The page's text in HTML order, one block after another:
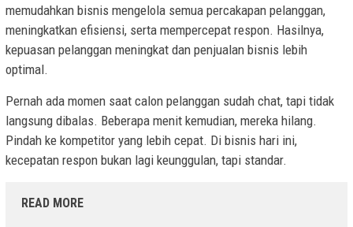
memudahkan bisnis mengelola semua percakapan pelanggan,
meningkatkan efisiensi, serta mempercepat respon. Hasilnya,
kepuasan pelanggan meningkat dan penjualan bisnis lebih
optimal.
Pernah ada momen saat calon pelanggan sudah chat, tapi tidak
langsung dibalas. Beberapa menit kemudian, mereka hilang.
Pindah ke kompetitor yang lebih cepat. Di bisnis hari ini,
kecepatan respon bukan lagi keunggulan, tapi standar.
READ MORE